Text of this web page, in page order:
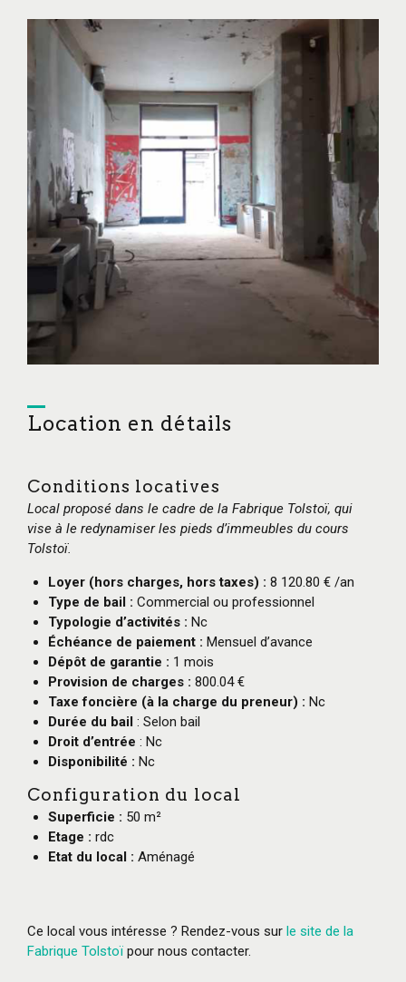
Location en détails
Conditions locatives
Local proposé dans le cadre de la Fabrique Tolstoï, qui
vise à le redynamiser les pieds d’immeubles du cours
Tolstoï.
Loyer (hors charges, hors taxes) : 8 120.80 € /an
Type de bail : Commercial ou professionnel
Typologie d’activités : Nc
Échéance de paiement : Mensuel d’avance
Dépôt de garantie : 1 mois
Provision de charges : 800.04 €
Taxe foncière (à la charge du preneur) : Nc
Durée du bail: Selon bail
Droit d’entrée : Nc
Disponibilité : Nc
Configuration du local
Superficie : 50 m²
Etage : rdc
Etat du local : Aménagé
Ce local vous intéresse ? Rendez-vous sur le site de la
Fabrique Tolstoï pour nous contacter.